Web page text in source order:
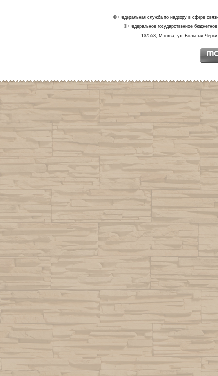
© Федеральная служба по надзору в сфере
© Федеральное государственное
107553, Москва, ул. Большая